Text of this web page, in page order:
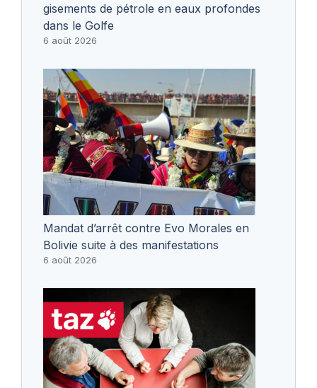
gisements de pétrole en eaux profondes
dans le Golfe
6 août 2026
Mandat d’arrêt contre Evo Morales en
Bolivie suite à des manifestations
6 août 2026